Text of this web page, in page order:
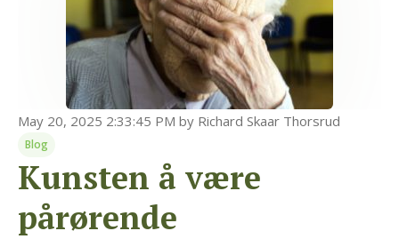
May 20, 2025 2:33:45 PM by Richard Skaar Thorsrud
Blog
Kunsten å være
pårørende